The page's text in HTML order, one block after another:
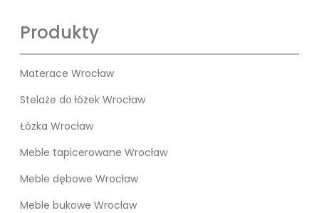
Produkty
Materace Wrocław
Stelaże do łóżek Wrocław
Łóżka Wrocław
Meble tapicerowane Wrocław
Meble dębowe Wrocław
Meble bukowe Wrocław